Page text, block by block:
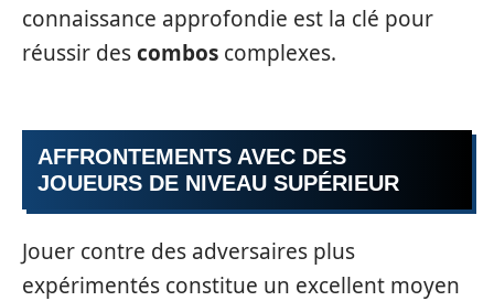
connaissance approfondie est la clé pour
réussir descombos complexes.
AFFRONTEMENTS AVEC DES
JOUEURS DE NIVEAU SUPÉRIEUR
Jouer contre des adversaires plus
expérimentés constitue un excellent moyen